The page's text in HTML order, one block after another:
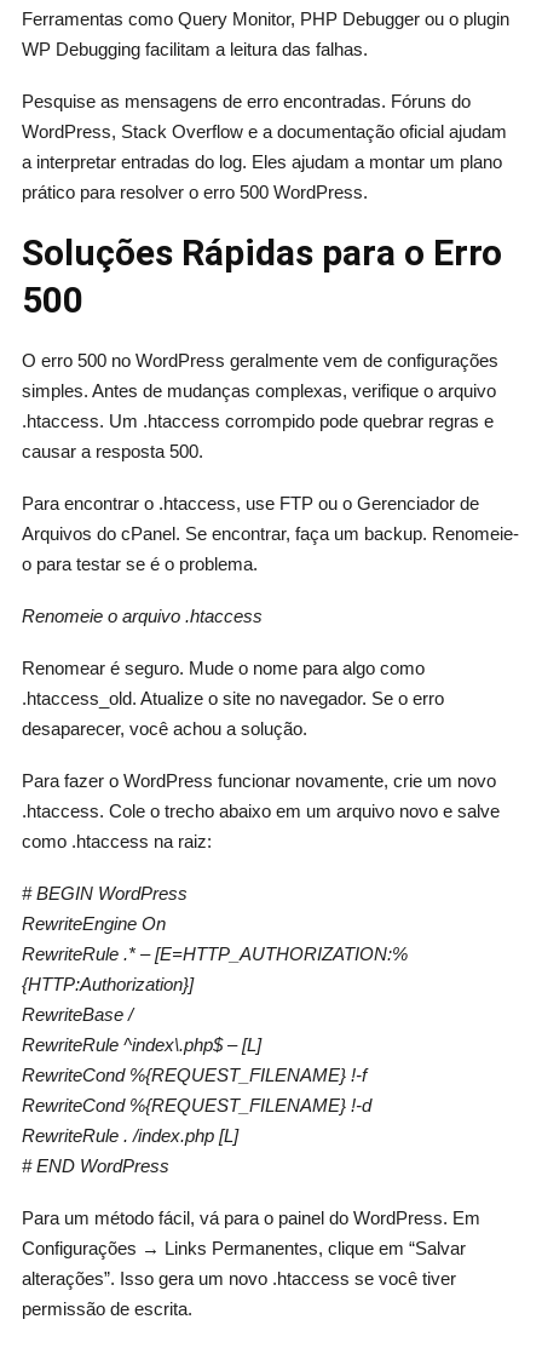
Ferramentas como Query Monitor, PHP Debugger ou o plugin
WP Debugging facilitam a leitura das falhas.
Pesquise as mensagens de erro encontradas. Fóruns do
WordPress, Stack Overflow e a documentação oficial ajudam
a interpretar entradas do log. Eles ajudam a montar um plano
prático para resolver o erro 500 WordPress.
Soluções Rápidas para o Erro
500
O erro 500 no WordPress geralmente vem de configurações
simples. Antes de mudanças complexas, verifique o arquivo
.htaccess. Um .htaccess corrompido pode quebrar regras e
causar a resposta 500.
Para encontrar o .htaccess, use FTP ou o Gerenciador de
Arquivos do cPanel. Se encontrar, faça um backup. Renomeie-
o para testar se é o problema.
Renomeie o arquivo .htaccess
Renomear é seguro. Mude o nome para algo como
.htaccess_old. Atualize o site no navegador. Se o erro
desaparecer, você achou a solução.
Para fazer o WordPress funcionar novamente, crie um novo
.htaccess. Cole o trecho abaixo em um arquivo novo e salve
como .htaccess na raiz:
# BEGIN WordPress
RewriteEngine On
RewriteRule .* – [E=HTTP_AUTHORIZATION:%
{HTTP:Authorization}]
RewriteBase /
RewriteRule ^index\.php$ – [L]
RewriteCond %{REQUEST_FILENAME} !-f
RewriteCond %{REQUEST_FILENAME} !-d
RewriteRule . /index.php [L]
# END WordPress
Para um método fácil, vá para o painel do WordPress. Em
Configurações → Links Permanentes, clique em “Salvar
alterações”. Isso gera um novo .htaccess se você tiver
permissão de escrita.